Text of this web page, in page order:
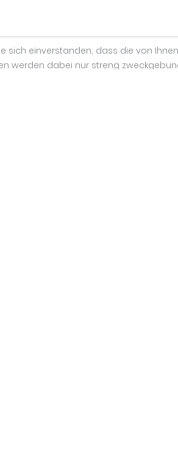
sich einverstanden, dass die von Ihnen
werden dabei nur streng